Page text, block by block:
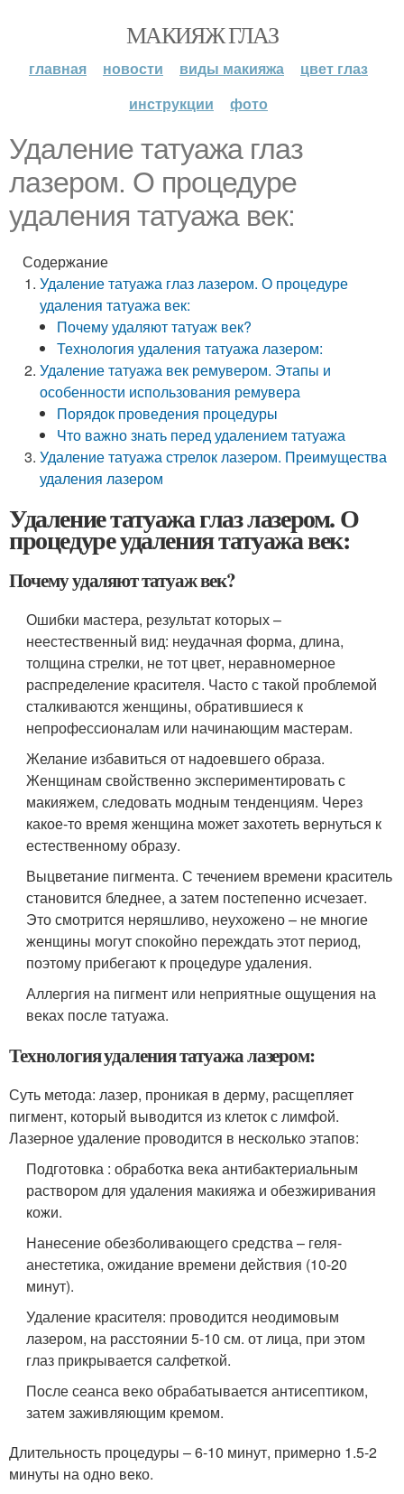
МАКИЯЖ ГЛАЗ
главная новости виды макияжа
цвет глаз
инструкции
фото
Удаление татуажа глаз
лазером. О процедуре
удаления татуажа век:
Содержание
Удаление татуажа глаз лазером. О процедуре
удаления татуажа век:
Почему удаляют татуаж век?
Технология удаления татуажа лазером:
Удаление татуажа век ремувером. Этапы и
особенности использования ремувера
Порядок проведения процедуры
Что важно знать перед удалением татуажа
Удаление татуажа стрелок лазером. Преимущества
удаления лазером
Удаление татуажа глаз лазером. О
процедуре удаления татуажа век:
Почему удаляют татуаж век?
Ошибки мастера, результат которых –
неестественный вид: неудачная форма, длина,
толщина стрелки, не тот цвет, неравномерное
распределение красителя. Часто с такой проблемой
сталкиваются женщины, обратившиеся к
непрофессионалам или начинающим мастерам.
Желание избавиться от надоевшего образа.
Женщинам свойственно экспериментировать с
макияжем, следовать модным тенденциям. Через
какое-то время женщина может захотеть вернуться к
естественному образу.
Выцветание пигмента. С течением времени краситель
становится бледнее, а затем постепенно исчезает.
Это смотрится неряшливо, неухожено – не многие
женщины могут спокойно переждать этот период,
поэтому прибегают к процедуре удаления.
Аллергия на пигмент или неприятные ощущения на
веках после татуажа.
Технология удаления татуажа лазером:
Суть метода: лазер, проникая в дерму, расщепляет
пигмент, который выводится из клеток с лимфой.
Лазерное удаление проводится в несколько этапов:
Подготовка : обработка века антибактериальным
раствором для удаления макияжа и обезжиривания
кожи.
Нанесение обезболивающего средства – геля-
анестетика, ожидание времени действия (10-20
минут).
Удаление красителя: проводится неодимовым
лазером, на расстоянии 5-10 см. от лица, при этом
глаз прикрывается салфеткой.
После сеанса веко обрабатывается антисептиком,
затем заживляющим кремом.
Длительность процедуры – 6-10 минут, примерно 1.5-2
минуты на одно веко.